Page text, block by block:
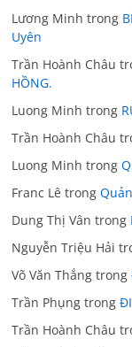
Lương Minh trong
Uyên
Trần Hoành Châu
HỒNG.
Luong Minh trong
Trần Hoành Châu
Luong Minh trong
Franc Lê trong
Dung Thị Vân trong
Nguyễn Triệu Hải
Võ Văn Thắng trong
Trần Phụng trong
Trần Hoành Châu